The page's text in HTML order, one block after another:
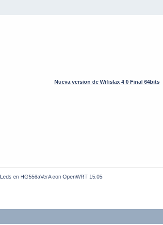
Nueva version de Wifislax 4 0 Final 64bits
Leds en HG556aVerA con OpenWRT 15.05